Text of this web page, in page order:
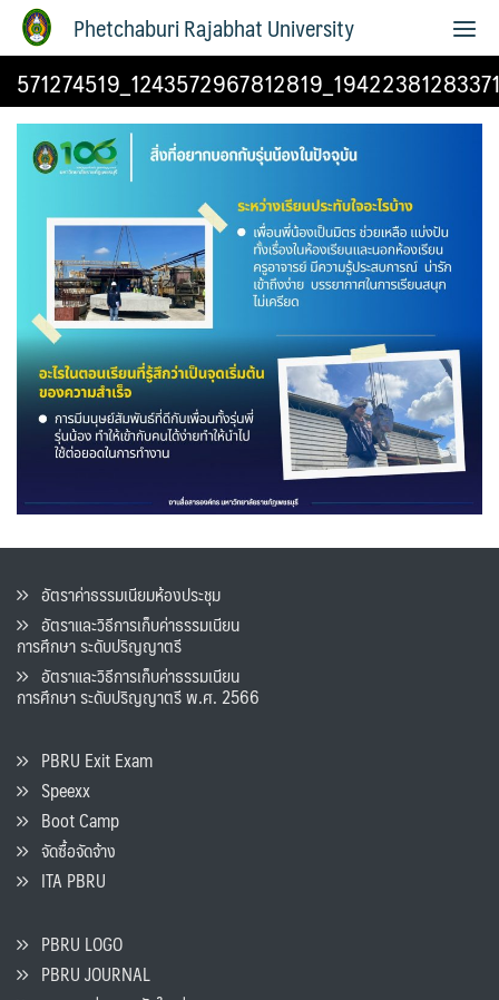
Phetchaburi Rajabhat University
อัตราค่าธรรมเนียมห้องประชุม
อัตราและวิธีการเก็บค่าธรรมเนียน
การศึกษา ระดับปริญญาตรี
อัตราและวิธีการเก็บค่าธรรมเนียน
การศึกษา ระดับปริญญาตรี พ.ศ. 2566
PBRU Exit Exam
Speexx
Boot Camp
จัดซื้อจัดจ้าง
ITA PBRU
PBRU LOGO
PBRU JOURNAL